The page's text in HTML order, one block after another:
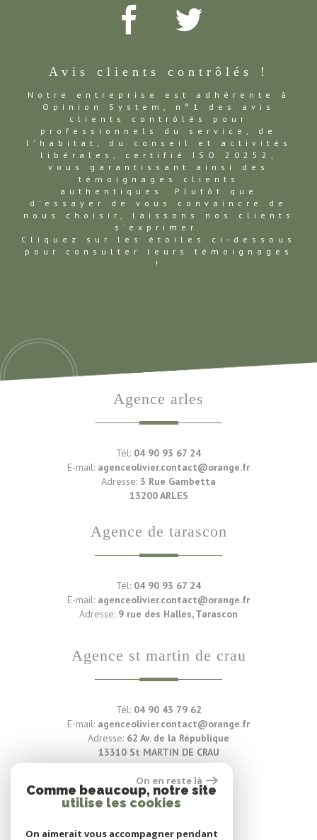
Avis clients contrôlés !
Notre entreprise est adhérente à
Opinion System, n°1 des avis
clients contrôlés pour
professionnels du service, de
l'habitat, du conseil et activités
libérales, certifié ISO 20252,
vous garantissant ainsi des
témoignages clients
authentiques. Plutôt que
d'essayer de vous convaincre de
nous choisir, laissons nos clients
s'exprimer.
Cliquez sur les étoiles ci-dessous
pour consulter leurs témoignages
!
agence arles
Tél: 04 90 93 67 24
E-mail: agenceolivier.contact@orange.fr
Adresse: 3 Rue Gambetta
13200 ARLES
agence de tarascon
Tél: 04 90 93 67 24
E-mail: agenceolivier.contact@orange.fr
Adresse: 9 rue des Halles, Tarascon
agence st martin de crau
Tél: 04 90 43 79 62
E-mail: agenceolivier.contact@orange.fr
Adresse: 62 Av. de la République
13310 St MARTIN DE CRAU
Voir nos avis clients
88 avis
On en reste là
Comme beaucoup, notre site
utilise les cookies
On aimerait vous accompagner pendant